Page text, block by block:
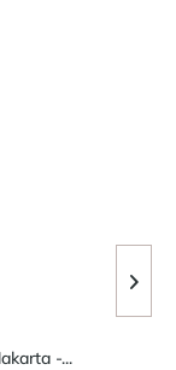
-...